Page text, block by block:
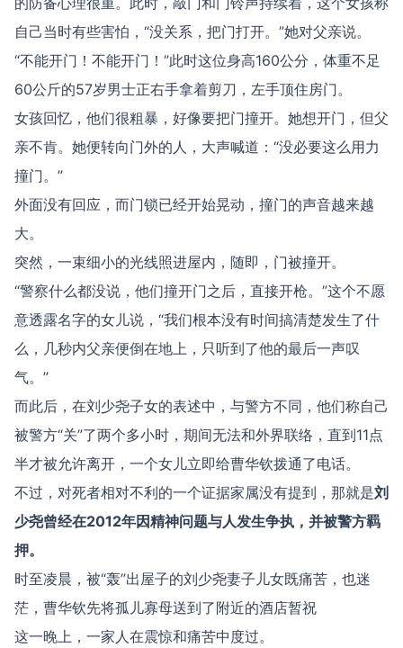
自己当时有些害怕，“没关系，把门打开。”她对父亲说。
“不能开门！不能开门！”此时这位身高160公分，体重不足
60公斤的57岁男士正右手拿着剪刀，左手顶住房门。
女孩回忆，他们很粗暴，好像要把门撞开。她想开门，但父
亲不肯。她便转向门外的人，大声喊道：“没必要这么用力
撞门。”
外面没有回应，而门锁已经开始晃动，撞门的声音越来越
大。
突然，一束细小的光线照进屋内，随即，门被撞开。
“警察什么都没说，他们撞开门之后，直接开枪。”这个不愿
意透露名字的女儿说，“我们根本没有时间搞清楚发生了什
么，几秒内父亲便倒在地上，只听到了他的最后一声叹
气。”
而此后，在刘少尧子女的表述中，与警方不同，他们称自己
被警方“关”了两个多小时，期间无法和外界联络，直到11点
半才被允许离开，一个女儿立即给曹华钦拨通了电话。
不过，对死者相对不利的一个证据家属没有提到，那就是刘
少尧曾经在2012年因精神问题与人发生争执，并被警方羁
押。
时至凌晨，被“轰”出屋子的刘少尧妻子儿女既痛苦，也迷
茫，曹华钦先将孤儿寡母送到了附近的酒店暂祝
这一晚上，一家人在震惊和痛苦中度过。